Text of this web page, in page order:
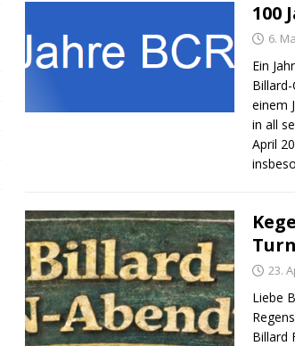
100
6.
Ein
einem
in all
April
23.
Liebe
Billard